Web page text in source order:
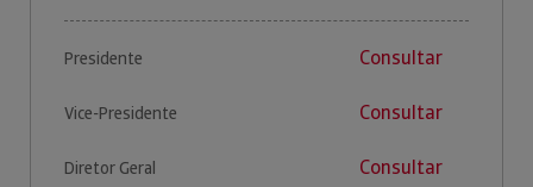
Presidente Consultar
Vice-Presidente Consultar
Diretor Geral Consultar